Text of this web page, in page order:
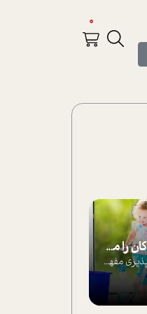
0
چطور کودکان را مسئولیت‌پذیر بار بیاورید؟
مسئولیت پذیری مفهومی ا ست که هر چه کودکت...